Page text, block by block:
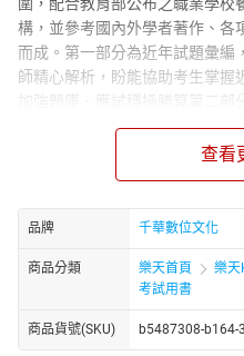
構，並參考國內外學者著作、各
而成。第一部分為近年試題彙編
師精心解析，盼能協助考生掌
加強題庫．應試穩操勝算第二部
「餐旅服務」一科，根據最新公
列經典範題及解析。盼透過各類
析，協助考生從題目之演練中，
題、綜合題型等之進階試題演練
演練與解析，得收融會貫通、
試題．強化臨場經驗第三部分
校歷屆試題當中最重要、最具代
試範圍之重點試題，期藉由全範
生對於本科目之熟悉度與應試經
查看
品牌 千華數位文化
商品分類 樂天首頁 樂天
考試用書
商品貨號(SKU) b5487308-b164-